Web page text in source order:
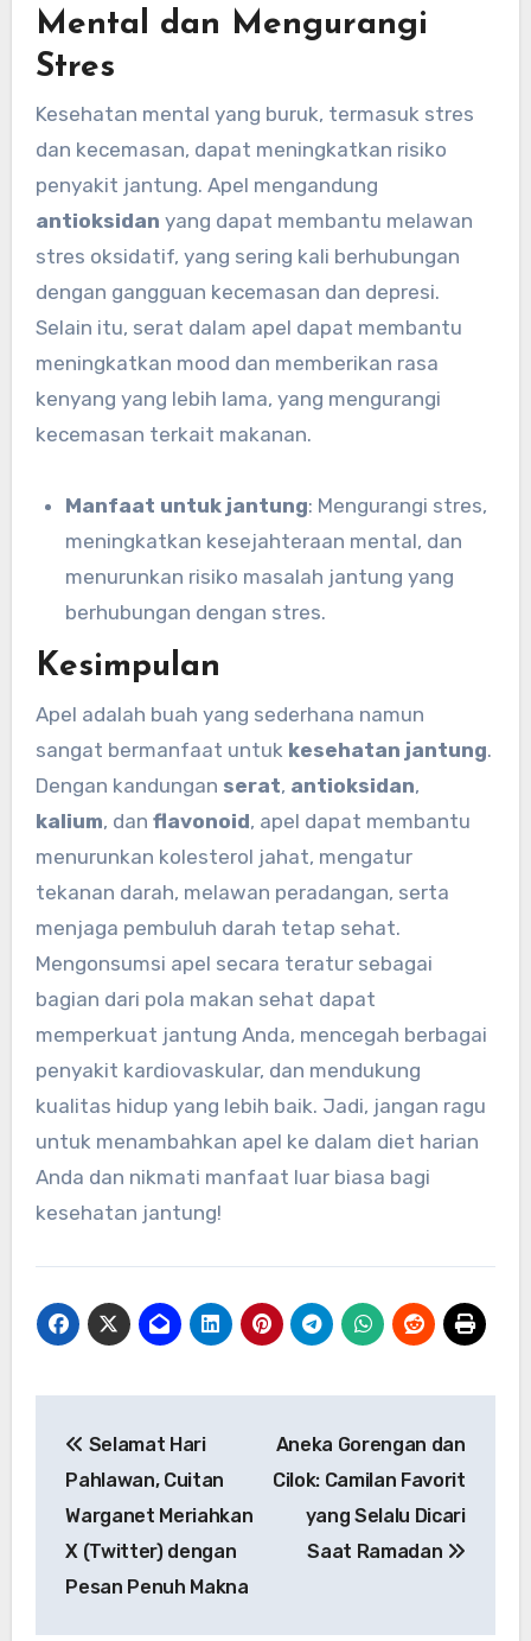
Mental dan Mengurangi
Stres
Kesehatan mental yang buruk, termasuk stres
dan kecemasan, dapat meningkatkan risiko
penyakit jantung. Apel mengandung
antioksidan yang dapat membantu melawan
stres oksidatif, yang sering kali berhubungan
dengan gangguan kecemasan dan depresi.
Selain itu, serat dalam apel dapat membantu
meningkatkan mood dan memberikan rasa
kenyang yang lebih lama, yang mengurangi
kecemasan terkait makanan.
Manfaat untuk jantung: Mengurangi stres,
meningkatkan kesejahteraan mental, dan
menurunkan risiko masalah jantung yang
berhubungan dengan stres.
Kesimpulan
Apel adalah buah yang sederhana namun
sangat bermanfaat untuk kesehatan jantung.
Dengan kandungan serat, antioksidan,
kalium, dan flavonoid, apel dapat membantu
menurunkan kolesterol jahat, mengatur
tekanan darah, melawan peradangan, serta
menjaga pembuluh darah tetap sehat.
Mengonsumsi apel secara teratur sebagai
bagian dari pola makan sehat dapat
memperkuat jantung Anda, mencegah berbagai
penyakit kardiovaskular, dan mendukung
kualitas hidup yang lebih baik. Jadi, jangan ragu
untuk menambahkan apel ke dalam diet harian
Anda dan nikmati manfaat luar biasa bagi
kesehatan jantung!
pos
Selamat Hari
Pahlawan, Cuitan
Warganet Meriahkan
X (Twitter) dengan
Pesan Penuh Makna
Aneka Gorengan dan
Cilok: Camilan Favorit
yang Selalu Dicari
Saat Ramadan